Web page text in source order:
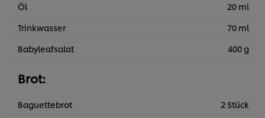
Öl
20 ml
Trinkwasser
70 ml
Babyleafsalat
400 g
Brot:
Baguettebrot 2 Stück